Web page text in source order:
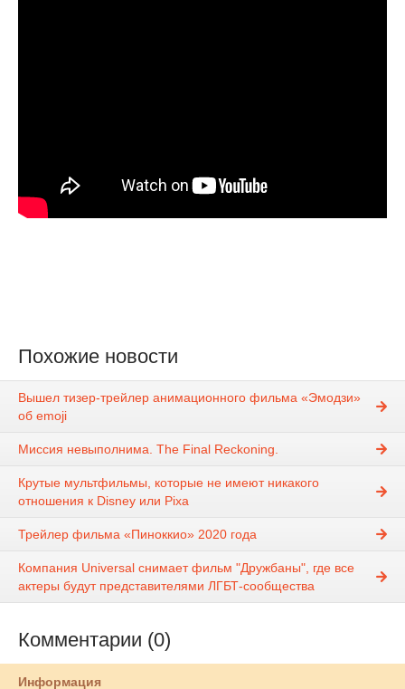
Похожие новости
Вышел тизер-трейлер анимационного фильма «Эмодзи»
об emoji
Миссия невыполнима. The Final Reckoning.
Крутые мультфильмы, которые не имеют никакого
отношения к Disney или Pixa
Трейлер фильма «Пиноккио» 2020 года
Компания Universal снимает фильм "Дружбаны", где все
актеры будут представителями ЛГБТ-сообщества
Комментарии (0)
Информация